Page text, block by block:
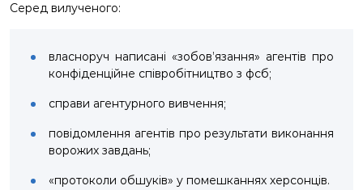
Серед вилученого:
власноруч написані «зобов’язання» агентів про
конфіденційне співробітництво з фсб;
справи агентурного вивчення;
повідомлення агентів про результати виконання
ворожих завдань;
«протоколи обшуків» у помешканнях херсонців.